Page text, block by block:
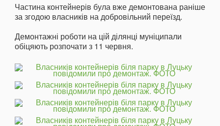
Частина контейнерів була вже демонтована раніше
за згодою власників на добровільний переїзд.
Демонтажні роботи на цій ділянці муніципали
обіцяють розпочати з 11 червня.